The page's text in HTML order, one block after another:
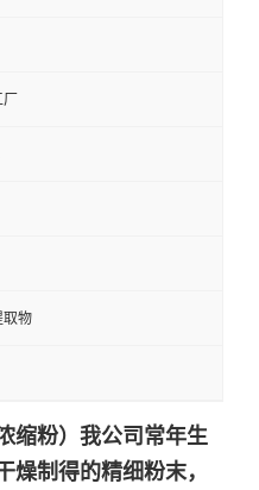
厂
取物
缩粉） 我公司常年生
燥制得的精细粉末，